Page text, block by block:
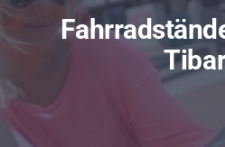
Service